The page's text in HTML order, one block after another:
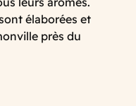
élaborées et
près du